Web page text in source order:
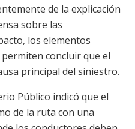
de la explicación
sobre las
los elementos
concluir que el
principal del siniestro.
Público indicó que el
de la ruta con una